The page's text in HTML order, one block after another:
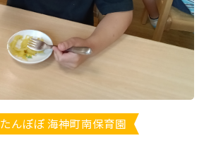
たんぽぽ 海神町南保育園